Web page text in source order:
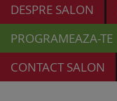
DESPRE SALON
PROGRAMEAZA-TE
CONTACT SALON